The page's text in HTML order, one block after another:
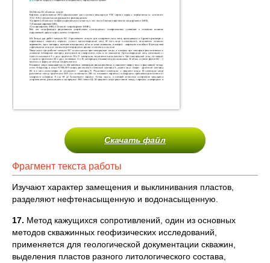
Скачать файл
Фрагмент текста работы
Изучают характер замещения и выклинивания пластов,
разделяют нефтенасыщенную и водонасыщенную.
17. Метод кажущихся сопротивлений, один из основных
методов скважинных геофизических исследований,
применяется для геологической документации скважин,
выделения пластов разного литологического состава,